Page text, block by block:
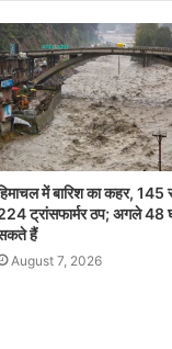
में बारिश का कहर,
ट्रांसफार्मर ठप; अगले 48
हैं
August 7, 2026